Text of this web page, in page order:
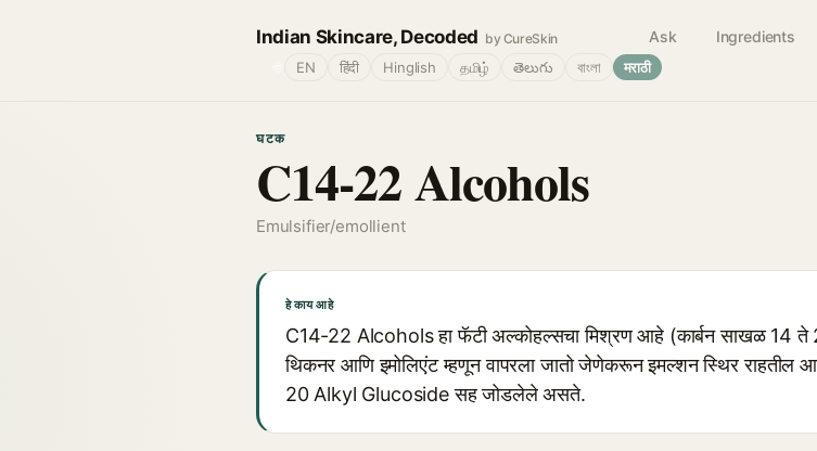
Indian Skincare, Decoded by CureSkin Ask Ingredients
EN हिंदी Hinglish தமிழ் తెలుగు বাংলা मराठी
घटक
C14-22 Alcohols
Emulsifier/emollient
हे काय आहे
C14-22 Alcohols हा फॅटी अल्कोहल्सचा मिश्रण आहे (कार्बन साखळ 14 ते
थिकनर आणि इमोलिएंट म्हणून वापरला जातो जेणेकरून इमल्शन स्थिर राहतील
20 Alkyl Glucoside सह जोडलेले असते.